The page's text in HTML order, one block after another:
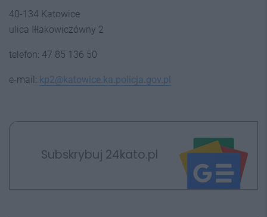
40-134 Katowice
ulica Iłłakowiczówny 2
telefon: 47 85 136 50
e-mail: kp2@katowice.ka.policja.gov.pl
Subskrybuj 24kato.pl